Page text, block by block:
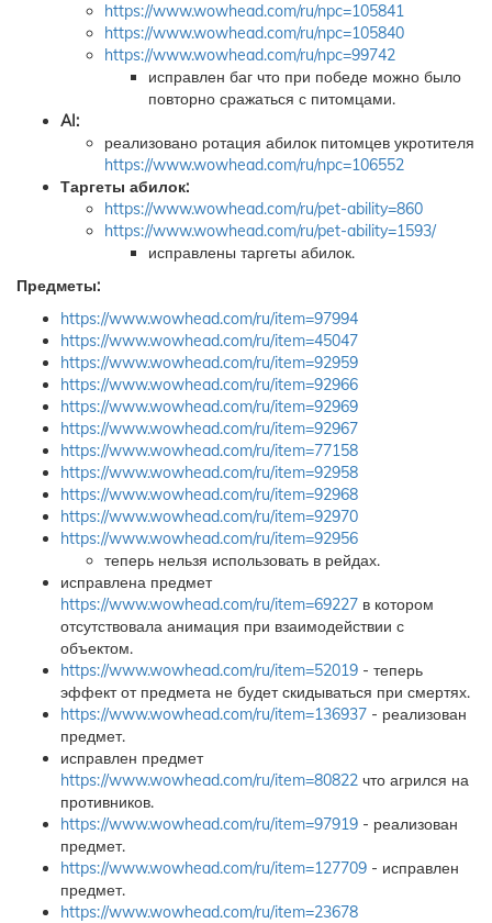
https://www.wowhead.com/ru/npc=105841
https://www.wowhead.com/ru/npc=105840
https://www.wowhead.com/ru/npc=99742
исправлен баг что при победе можно было
повторно сражаться с питомцами.
AI:
реализовано ротация абилок питомцев укротителя
https://www.wowhead.com/ru/npc=106552
Таргеты абилок:
https://www.wowhead.com/ru/pet-ability=860
https://www.wowhead.com/ru/pet-ability=1593/
исправлены таргеты абилок.
Предметы:
https://www.wowhead.com/ru/item=97994
https://www.wowhead.com/ru/item=45047
https://www.wowhead.com/ru/item=92959
https://www.wowhead.com/ru/item=92966
https://www.wowhead.com/ru/item=92969
https://www.wowhead.com/ru/item=92967
https://www.wowhead.com/ru/item=77158
https://www.wowhead.com/ru/item=92958
https://www.wowhead.com/ru/item=92968
https://www.wowhead.com/ru/item=92970
https://www.wowhead.com/ru/item=92956
теперь нельзя использовать в рейдах.
исправлена предмет
https://www.wowhead.com/ru/item=69227 в котором
отсутствовала анимация при взаимодействии с
объектом.
https://www.wowhead.com/ru/item=52019 - теперь
эффект от предмета не будет скидываться при смертях.
https://www.wowhead.com/ru/item=136937 - реализован
предмет.
исправлен предмет
https://www.wowhead.com/ru/item=80822 что агрился на
противников.
https://www.wowhead.com/ru/item=97919 - реализован
предмет.
https://www.wowhead.com/ru/item=127709 - исправлен
предмет.
https://www.wowhead.com/ru/item=23678